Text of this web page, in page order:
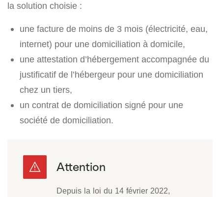
la solution choisie :
une facture de moins de 3 mois (électricité, eau,
internet) pour une domiciliation à domicile,
une attestation d’hébergement accompagnée du
justificatif de l’hébergeur pour une domiciliation
chez un tiers,
un contrat de domiciliation signé pour une
société de domiciliation.
Depuis la loi du 14 février 2022,